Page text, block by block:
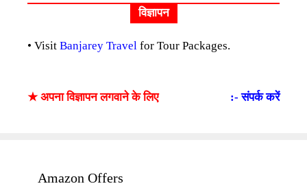
विज्ञापन
• Visit Banjarey Travel for Tour Packages.
★ अपना विज्ञापन लगवाने के लिए :- संपर्क करें
Amazon Offers